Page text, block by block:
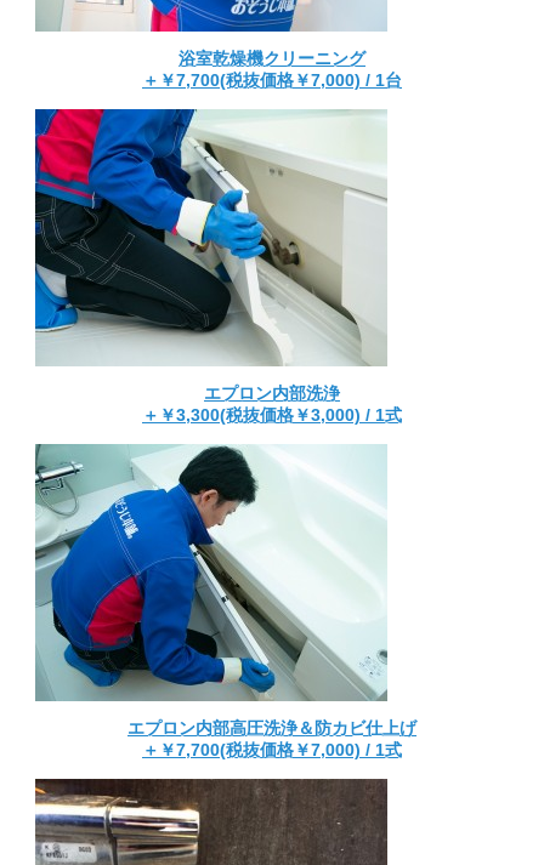
浴室乾燥機クリーニング
＋￥7,700(税抜価格￥7,000) / 1台
エプロン内部洗浄
＋￥3,300(税抜価格￥3,000) / 1式
エプロン内部高圧洗浄＆防カビ仕上げ
＋￥7,700(税抜価格￥7,000) / 1式